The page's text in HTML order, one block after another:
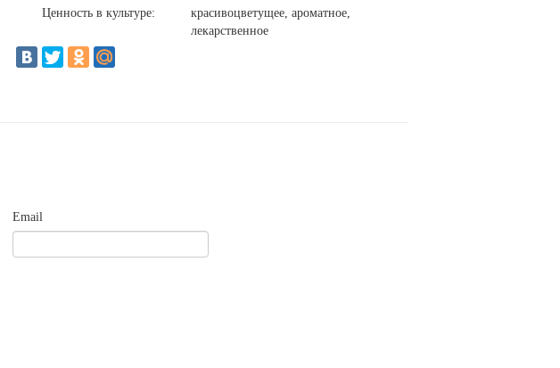
Ценность в культуре:
красивоцветущее, ароматное,
лекарственное
Email